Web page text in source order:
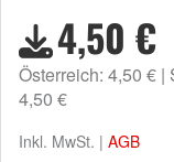
4,50 €
Österreich: 4,50 €
4,50 €
Inkl. MwSt. | AGB